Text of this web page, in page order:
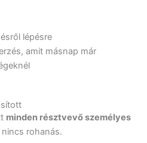
lépésre
amit másnap már
minden résztvevő személyes
rohanás.